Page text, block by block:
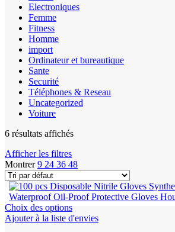
Electroniques
Femme
Fitness
Homme
import
Ordinateur et bureautique
Sante
Securité
Téléphones & Reseau
Uncategorized
Voiture
6 résultats affichés
Afficher les filtres
Montrer9 24 36 48
Choix des options
Ajouter à la liste d'envies